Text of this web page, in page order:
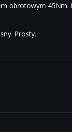
obrotowym
Prosty.